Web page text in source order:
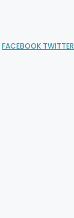
FACEBOOK TWITTER